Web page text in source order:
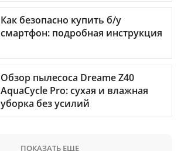
Как безопасно купить б/у
смартфон: подробная инструкция
Обзор пылесоса Dreame Z40
AquaCycle Pro: сухая и влажная
уборка без усилий
ПОКАЗАТЬ ЕЩЕ